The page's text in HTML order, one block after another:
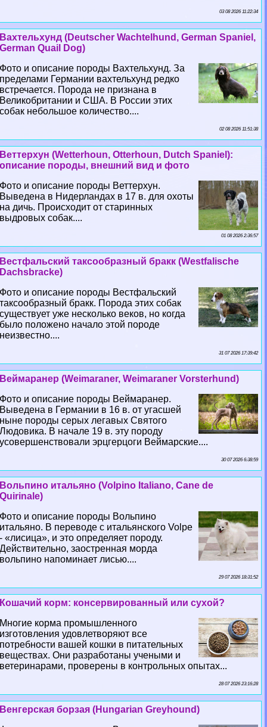
03 08 2026 11:22:34
Вахтельхунд (Deutscher Wachtelhund, German Spaniel,
German Quail Dog)
Фото и описание породы Вахтельхунд. За
пределами Германии вахтельхунд редко
встречается. Порода не признана в
Великобритании и США. В России этих
собак небольшое количество....
02 08 2026 11:51:38
Веттерхун (Wetterhoun, Otterhoun, Dutch Spaniel):
описание породы, внешний вид и фото
Фото и описание породы Веттерхун.
Выведена в Нидерландах в 17 в. для охоты
на дичь. Происходит от старинных
выдровых собак....
01 08 2026 2:36:57
Вестфальский таксообразный бpaкк (Westfalische
Dachsbracke)
Фото и описание породы Вестфальский
таксообразный бpaкк. Порода этих собак
существует уже несколько веков, но когда
было положено начало этой породе
неизвестно....
31 07 2026 17:39:42
Веймаранер (Weimaraner, Weimaraner Vorsterhund)
Фото и описание породы Веймаранер.
Выведена в Германии в 16 в. от угасшей
ныне породы серых легавых Святого
Людовика. В начале 19 в. эту породу
усовершенствовали эрцгерцоги Веймарские....
30 07 2026 6:38:59
Вольпино итальяно (Volpino Italiano, Cane de
Quirinale)
Фото и описание породы Вольпино
итальяно. В переводе с итальянского Volpe
- «лисица», и это определяет породу.
Действительно, заостренная морда
вольпино напоминает лисью....
29 07 2026 18:31:52
Кошачий корм: консервированный или сухой?
Многие корма промышленного
изготовления удовлетворяют все
потребности вашей кошки в питательных
веществах. Они разработаны учеными и
ветеринарами, проверены в контрольных опытах...
28 07 2026 23:16:28
Венгерская борзая (Hungarian Greyhound)